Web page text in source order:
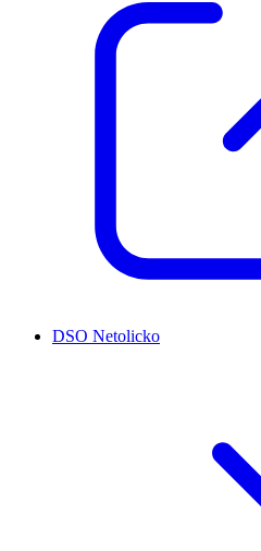
DSO Netolicko